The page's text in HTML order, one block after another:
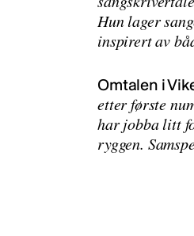
Hun lager
inspirert av
Omtalen i
etter første
har jobba litt
ryggen.